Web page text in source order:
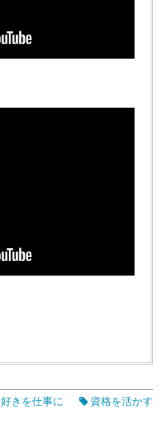
好きを仕事に 資格を活かす